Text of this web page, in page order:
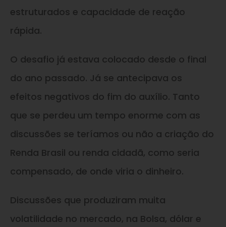
estruturados e capacidade de reação
rápida.
O desafio já estava colocado desde o final
do ano passado. Já se antecipava os
efeitos negativos do fim do auxílio. Tanto
que se perdeu um tempo enorme com as
discussões se teríamos ou não a criação do
Renda Brasil ou renda cidadã, como seria
compensado, de onde viria o dinheiro.
Discussões que produziram muita
volatilidade no mercado, na Bolsa, dólar e